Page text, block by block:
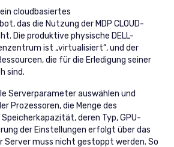
cloudbasiertes
das die Nutzung der MDP CLOUD-
Die produktive physische DELL-
ist „virtualisiert“, und der
die für die Erledigung seiner
sind.
Serverparameter auswählen und
Prozessoren, die Menge des
deren Typ, GPU-
der Einstellungen erfolgt über das
Server muss nicht gestoppt werden. So